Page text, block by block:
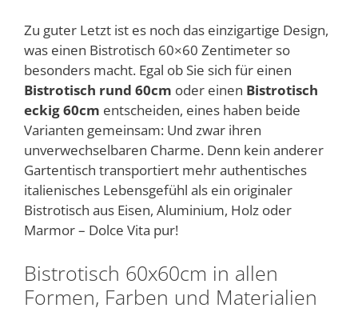
Zu guter Letzt ist es noch das einzigartige Design,
was einen Bistrotisch 60×60 Zentimeter so
besonders macht. Egal ob Sie sich für einen
Bistrotisch rund 60cm oder einen Bistrotisch
eckig 60cm entscheiden, eines haben beide
Varianten gemeinsam: Und zwar ihren
unverwechselbaren Charme. Denn kein anderer
Gartentisch transportiert mehr authentisches
italienisches Lebensgefühl als ein originaler
Bistrotisch aus Eisen, Aluminium, Holz oder
Marmor – Dolce Vita pur!
Bistrotisch 60x60cm in allen
Formen, Farben und Materialien